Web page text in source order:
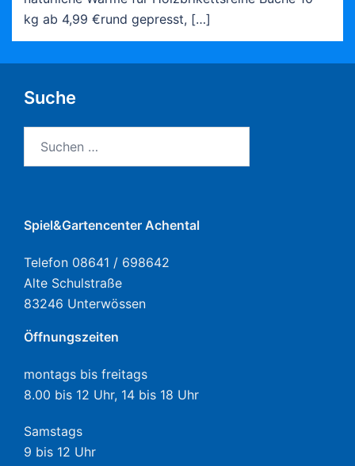
kg ab 4,99 €rund gepresst, […]
Suche
Spiel&Gartencenter Achental
Telefon 08641 / 698642
Alte Schulstraße
83246 Unterwössen
Öffnungszeiten
montags bis freitags
8.00 bis 12 Uhr, 14 bis 18 Uhr
Samstags
9 bis 12 Uhr